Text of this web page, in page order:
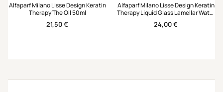
Alfaparf Milano Lisse Design Keratin
Therapy The Oil 50ml
21,50€
Alfaparf Milano Lisse Design Keratin
Therapy Liquid Glass Lamellar Water
250ml
24,00€